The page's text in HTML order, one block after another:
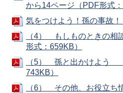
から14ページ（PDF形式：
気をつけよう！孫の事故！
（4） もしものときの
形式：659KB）
（5） 孫と出かけよう
743KB）
（6） その他、お役立